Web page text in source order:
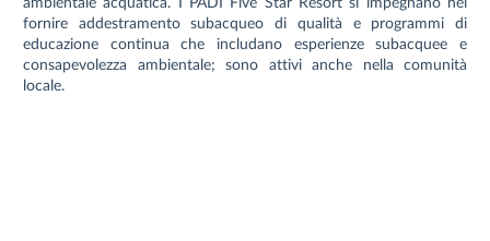
fornire addestramento subacqueo di qualità e programmi di
educazione continua che includano esperienze subacquee e
consapevolezza ambientale; sono attivi anche nella comunità
locale.